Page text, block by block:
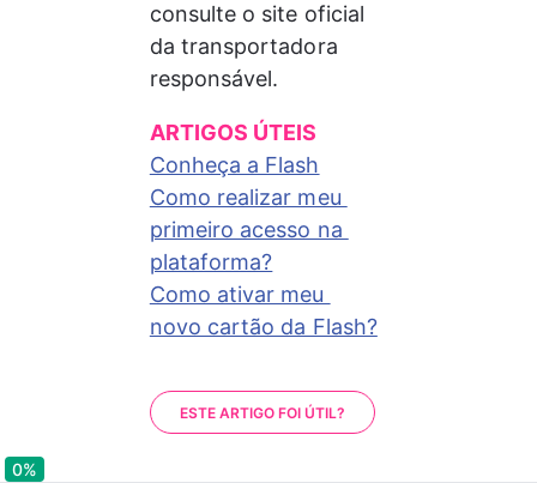
consulte o site oficial
da transportadora
responsável.
ARTIGOS ÚTEIS
Conheça a Flash
Como realizar meu
primeiro acesso na
plataforma?
Como ativar meu
novo cartão da Flash?
ESTE ARTIGO FOI ÚTIL?
0%